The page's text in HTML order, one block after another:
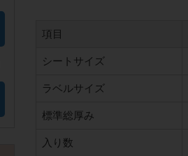
項目
シートサイズ
ラベルサイズ
標準総厚み
入り数